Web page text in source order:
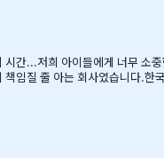
간...저희 아이들에게 너무 소
임질 줄 아는 회사였습니다.한
여서 이번에 떠나는 한국 아이